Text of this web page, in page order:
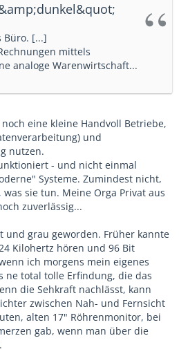
Büro. [...]
mittels
analoge Warenwirtschaft...
eine kleine Handvoll Betriebe,
und
nutzen.
- und nicht einmal
Systeme. Zumindest nicht,
sie tun. Meine Orga Privat aus
zuverlässig...
und grau geworden. Früher kannte
Kilohertz hören und 96 Bit
ich morgens mein eigenes
ne total tolle Erfindung, die das
die Sehkraft nachlässt, kann
zwischen Nah- und Fernsicht
alten 17" Röhrenmonitor, bei
gab, wenn man über die